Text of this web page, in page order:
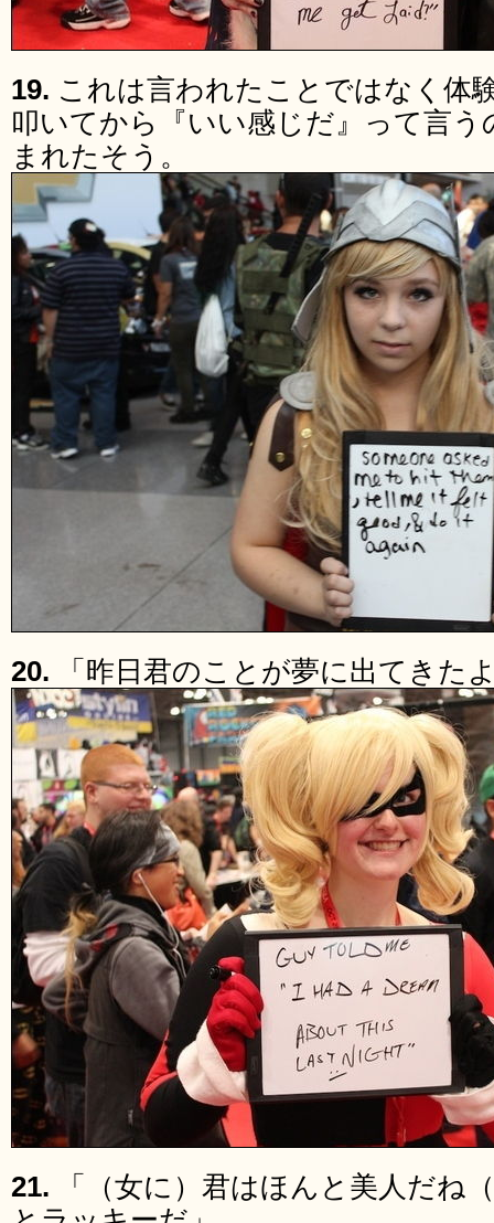
19. これは言われたことではなく体
叩いてから『いい感じだ』って言
まれたそう。
20. 「昨日君のことが夢に出てきた
21.
「（女に）君はほんと美人だね